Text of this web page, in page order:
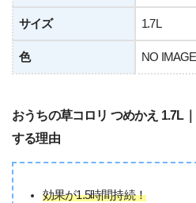
サイズ 1.7L
色 NO IMAGE
おうちの草コロリ つめかえ 1.7L
する理由
効果が1.5時間持続！